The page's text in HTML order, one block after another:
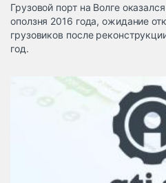
грузовые
терминалы
запчасти,
Топливо,
автохимия
Грузовой порт на Волге
оползня 2016 года, ожидание
грузовиков после
год.